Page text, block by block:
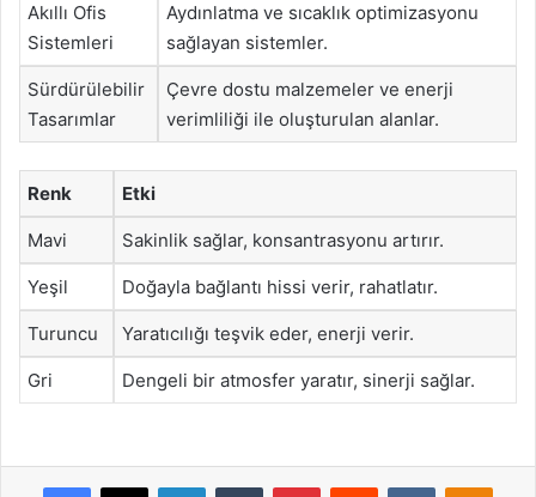
Akıllı Ofis
Sistemleri
Aydınlatma ve sıcaklık optimizasyonu
sağlayan sistemler.
Sürdürülebilir
Tasarımlar
Çevre dostu malzemeler ve enerji
verimliliği ile oluşturulan alanlar.
Renk Etki
Mavi Sakinlik sağlar, konsantrasyonu artırır.
Yeşil Doğayla bağlantı hissi verir, rahatlatır.
Turuncu Yaratıcılığı teşvik eder, enerji verir.
Gri Dengeli bir atmosfer yaratır, sinerji sağlar.
Facebook
X LinkedInTumblr PinterestReddit VKontakte